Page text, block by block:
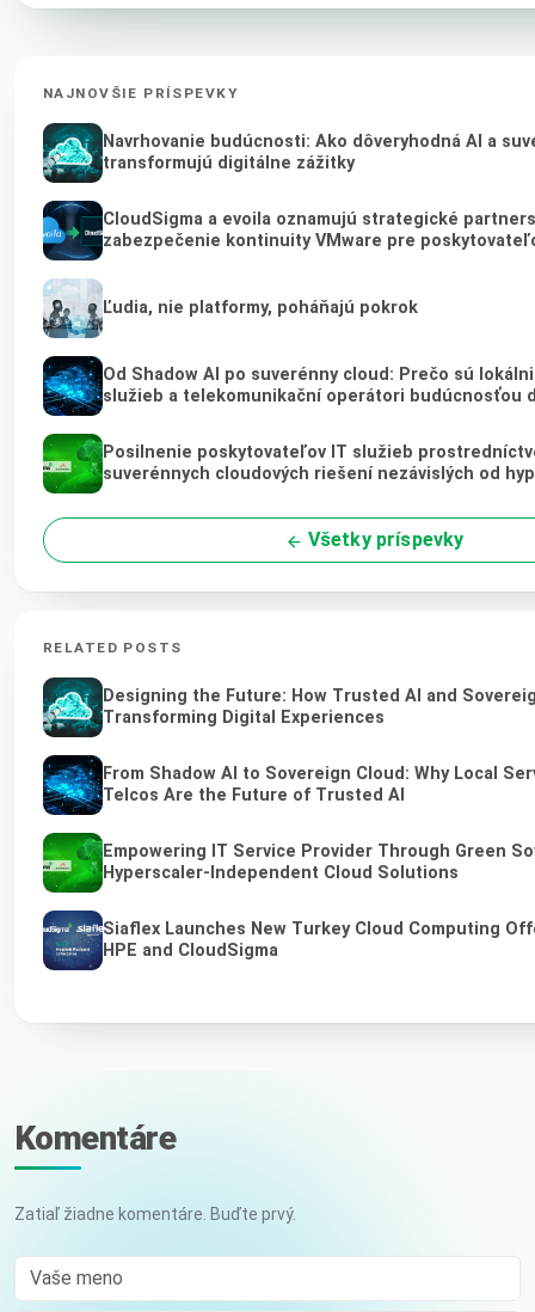
NAJNOVŠIE PRÍSPEVKY
Navrhovanie budúcnosti: Ako dôveryhodná AI a
transformujú digitálne zážitky
CloudSigma a evoila oznamujú strategické
zabezpečenie kontinuity VMware pre
Ľudia, nie platformy, poháňajú pokrok
Od Shadow AI po suverénny cloud: Prečo sú
služieb a telekomunikační operátori budúcnosťou
Posilnenie poskytovateľov IT služieb
suverénnych cloudových riešení nezávislých od
Všetky príspevky
RELATED POSTS
Designing the Future: How Trusted AI and
Transforming Digital Experiences
From Shadow AI to Sovereign Cloud: Why Local
Telcos Are the Future of Trusted AI
Empowering IT Service Provider Through Green
Hyperscaler-Independent Cloud Solutions
Siaflex Launches New Turkey Cloud Computing
HPE and CloudSigma
Komentáre
Zatiaľ žiadne komentáre. Buďte prvý.
Vaše meno